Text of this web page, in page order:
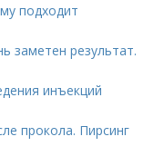
подходит
заметен результат.
инъекций
прокола. Пирсинг